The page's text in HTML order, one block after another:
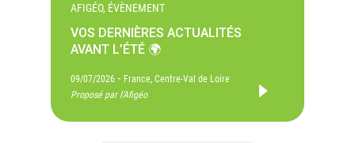
AFIGÉO, ÉVÈNEMENT
VOS DERNIÈRES ACTUALITÉS
AVANT L’ÉTÉ 🌍
09/07/2026 - France, Centre-Val de Loire
Proposé par l'Afigéo